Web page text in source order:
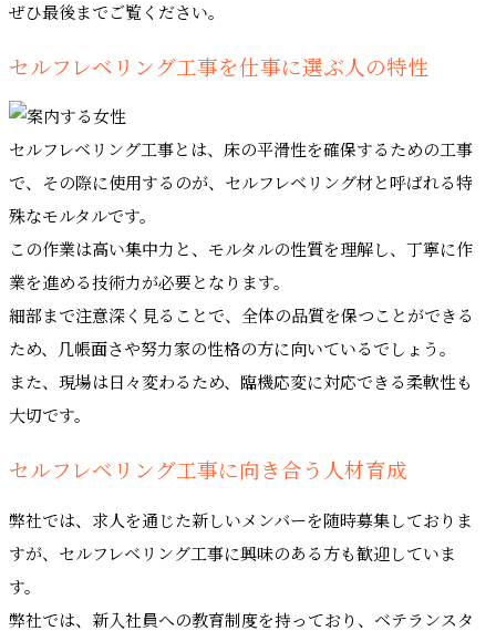
ぜひ最後までご覧ください。
セルフレベリング工事を仕事に選ぶ人の特性
セルフレベリング工事とは、床の平滑性を確保するための工事
で、その際に使用するのが、セルフレベリング材と呼ばれる特
殊なモルタルです。
この作業は高い集中力と、モルタルの性質を理解し、丁寧に作
業を進める技術力が必要となります。
細部まで注意深く見ることで、全体の品質を保つことができる
ため、几帳面さや努力家の性格の方に向いているでしょう。
また、現場は日々変わるため、臨機応変に対応できる柔軟性も
大切です。
セルフレベリング工事に向き合う人材育成
弊社では、求人を通じた新しいメンバーを随時募集しておりま
すが、セルフレベリング工事に興味のある方も歓迎していま
す。
弊社では、新入社員への教育制度を持っており、ベテランスタ